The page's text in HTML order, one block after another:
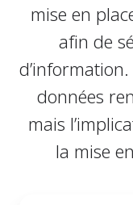
mise en
afin de
données
mais
la mise